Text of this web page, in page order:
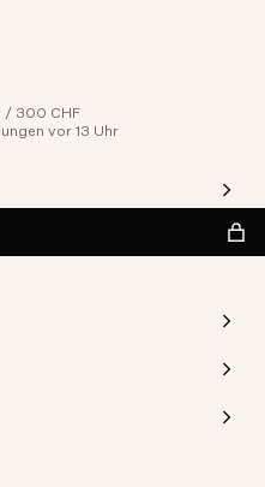
/ 300 CHF
vor 13 Uhr